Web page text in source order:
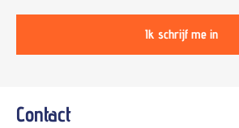
Contact
Ik schrijf me in